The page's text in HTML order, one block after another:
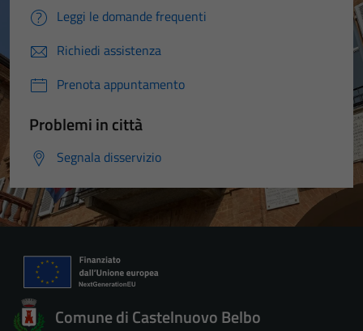
Leggi le domande frequenti
Richiedi assistenza
Prenota appuntamento
Problemi in città
Segnala disservizio
Comune di Castelnuovo Belbo